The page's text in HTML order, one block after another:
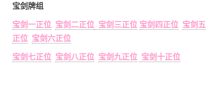
宝剑牌组
宝剑一正位 宝剑二正位 宝剑三正位 宝剑四正位 宝剑五
正位 宝剑六正位
宝剑七正位 宝剑八正位 宝剑九正位 宝剑十正位